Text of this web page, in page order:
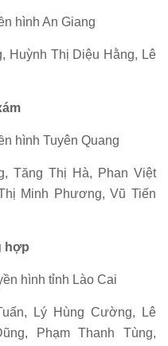
hình An Giang
Huỳnh Thị Diệu Hằng, Lê
xám
hình Tuyên Quang
Tăng Thị Hà, Phan Việt
Minh Phương, Vũ Tiến
hợp
hình tỉnh Lào Cai
Lý Hùng Cường, Lê
Phạm Thanh Tùng,